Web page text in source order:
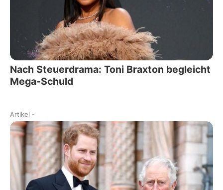
Nach Steuerdrama: Toni Braxton begleicht
Mega-Schuld
Artikel -